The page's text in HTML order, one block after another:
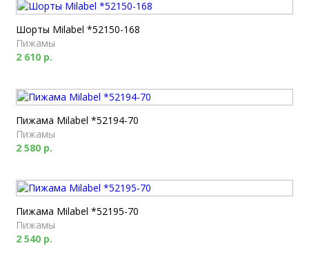
Шорты Milabel *52150-168
Пижамы
2 610 р.
Пижама Milabel *52194-70
Пижамы
2 580 р.
Пижама Milabel *52195-70
Пижамы
2 540 р.